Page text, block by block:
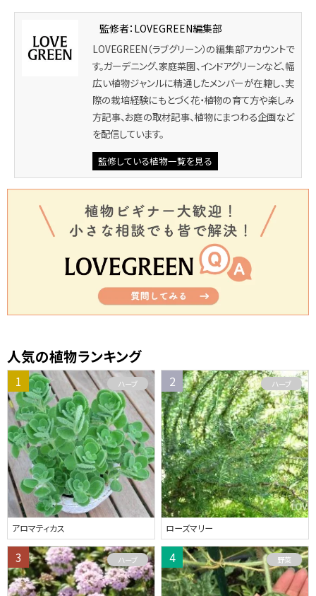
監修者：LOVEGREEN編集部
LOVEGREEN（ラブグリーン）の編集部アカウントで
す。ガーデニング、家庭菜園、インドアグリーンなど、幅
広い植物ジャンルに精通したメンバーが在籍し、実
際の栽培経験にもとづく花・植物の育て方や楽しみ
方記事、お庭の取材記事、植物にまつわる企画など
を配信しています。
監修している植物一覧を見る
人気の植物ランキング
アロマティカス
ハーブ
ローズマリー
ハーブ
ハーブ 野菜